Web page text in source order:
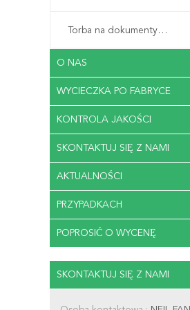
Torba na dokumenty biurowe
O NAS
WYCIECZKA PO FABRYCE
KONTROLA JAKOŚCI
SKONTAKTUJ SIĘ Z NAMI
AKTUALNOŚCI
PRZYPADKACH
POPROSIĆ O WYCENĘ
SKONTAKTUJ SIĘ Z NAMI